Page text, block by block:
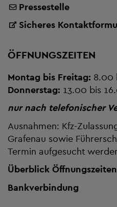
Pressestelle
Sicheres
ÖFFNUNGSZEITEN
Montag bis Freitag: 8.00
Donnerstag: 13.00 bis
nur nach telefonischer
Ausnahmen: Kfz-
Grafenau sowie
Termin aufgesucht
Überblick Öffnungszeiten
Bankverbindung